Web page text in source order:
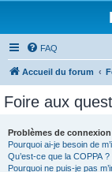
FAQ
Accueil du forum
Foire aux
Problèmes de
Pourquoi ai-je besoin de
Qu’est-ce que la COPPA ?
Pourquoi ne puis-je pas